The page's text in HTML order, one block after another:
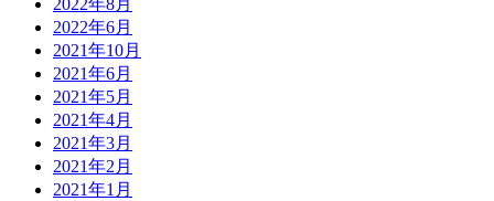
2022年8月
2022年6月
2021年10月
2021年6月
2021年5月
2021年4月
2021年3月
2021年2月
2021年1月